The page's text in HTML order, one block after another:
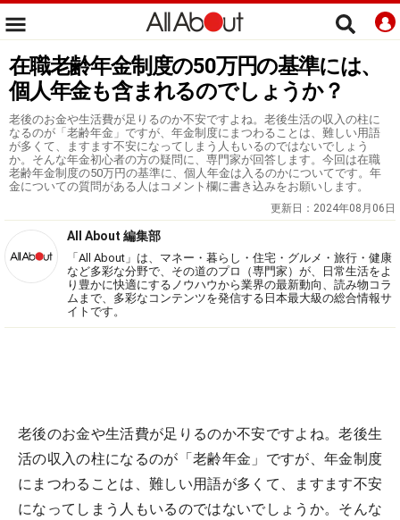
在職老齢年金制度の50万円の基準には、
個人年金も含まれるのでしょうか？
老後のお金や生活費が足りるのか不安ですよね。老後生活の収入の柱に
なるのが「老齢年金」ですが、年金制度にまつわることは、難しい用語
が多くて、ますます不安になってしまう人もいるのではないでしょう
か。そんな年金初心者の方の疑問に、専門家が回答します。今回は在職
老齢年金制度の50万円の基準に、個人年金は入るのかについてです。年
金についての質問がある人はコメント欄に書き込みをお願いします。
更新日： 2024年08月06日
All About 編集部
「All About」は、マネー・暮らし・住宅・グルメ・旅行・健康
など多彩な分野で、その道のプロ（専門家）が、日常生活をよ
り豊かに快適にするノウハウから業界の最新動向、読み物コラ
ムまで、多彩なコンテンツを発信する日本最大級の総合情報サ
イトです。
老後のお金や生活費が足りるのか不安ですよね。老後生
活の収入の柱になるのが「老齢年金」ですが、年金制度
にまつわることは、難しい用語が多くて、ますます不安
になってしまう人もいるのではないでしょうか。そんな